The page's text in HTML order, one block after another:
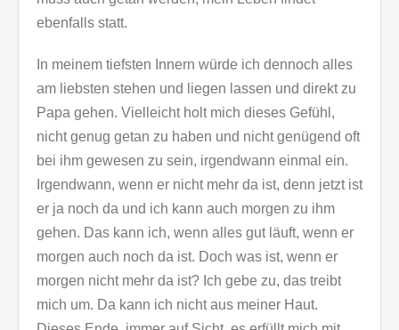
ebenfalls statt.
In meinem tiefsten Innern würde ich dennoch alles
am liebsten stehen und liegen lassen und direkt zu
Papa gehen. Vielleicht holt mich dieses Gefühl,
nicht genug getan zu haben und nicht genügend oft
bei ihm gewesen zu sein, irgendwann einmal ein.
Irgendwann, wenn er nicht mehr da ist, denn jetzt ist
er ja noch da und ich kann auch morgen zu ihm
gehen. Das kann ich, wenn alles gut läuft, wenn er
morgen auch noch da ist. Doch was ist, wenn er
morgen nicht mehr da ist? Ich gebe zu, das treibt
mich um. Da kann ich nicht aus meiner Haut.